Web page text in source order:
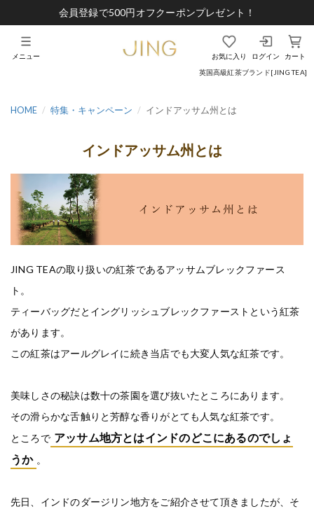
会員登録で500円オフクーポンプレゼント！
英国高級紅茶ブランド[JING TEA]
お気に入り ログイン カート
メニュー
HOME 特集・キャンペーン インドアッサム州とは
インドアッサム州とは
JING TEAの取り扱いの紅茶であるアッサムブレックファース
ト。
ティーバッグだとイングリッシュブレックファーストという紅茶
があります。
この紅茶はアールグレイに続き当店でも大変人気な紅茶です。
美味しさの秘訣は数十の茶園を選び抜いたところにあります。
その滑らかな舌触りと芳醇な香りがとても人気な紅茶です。
ところで アッサム地方とはインドのどこにあるのでしょ
うか 。
先日、インドのダージリン地方をご紹介させて頂きましたが、そ